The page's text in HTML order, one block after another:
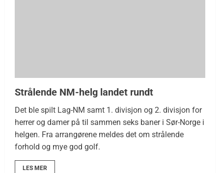
Strålende NM-helg landet rundt
Det ble spilt Lag-NM samt 1. divisjon og 2. divisjon for
herrer og damer på til sammen seks baner i Sør-Norge i
helgen. Fra arrangørene meldes det om strålende
forhold og mye god golf.
LES MER